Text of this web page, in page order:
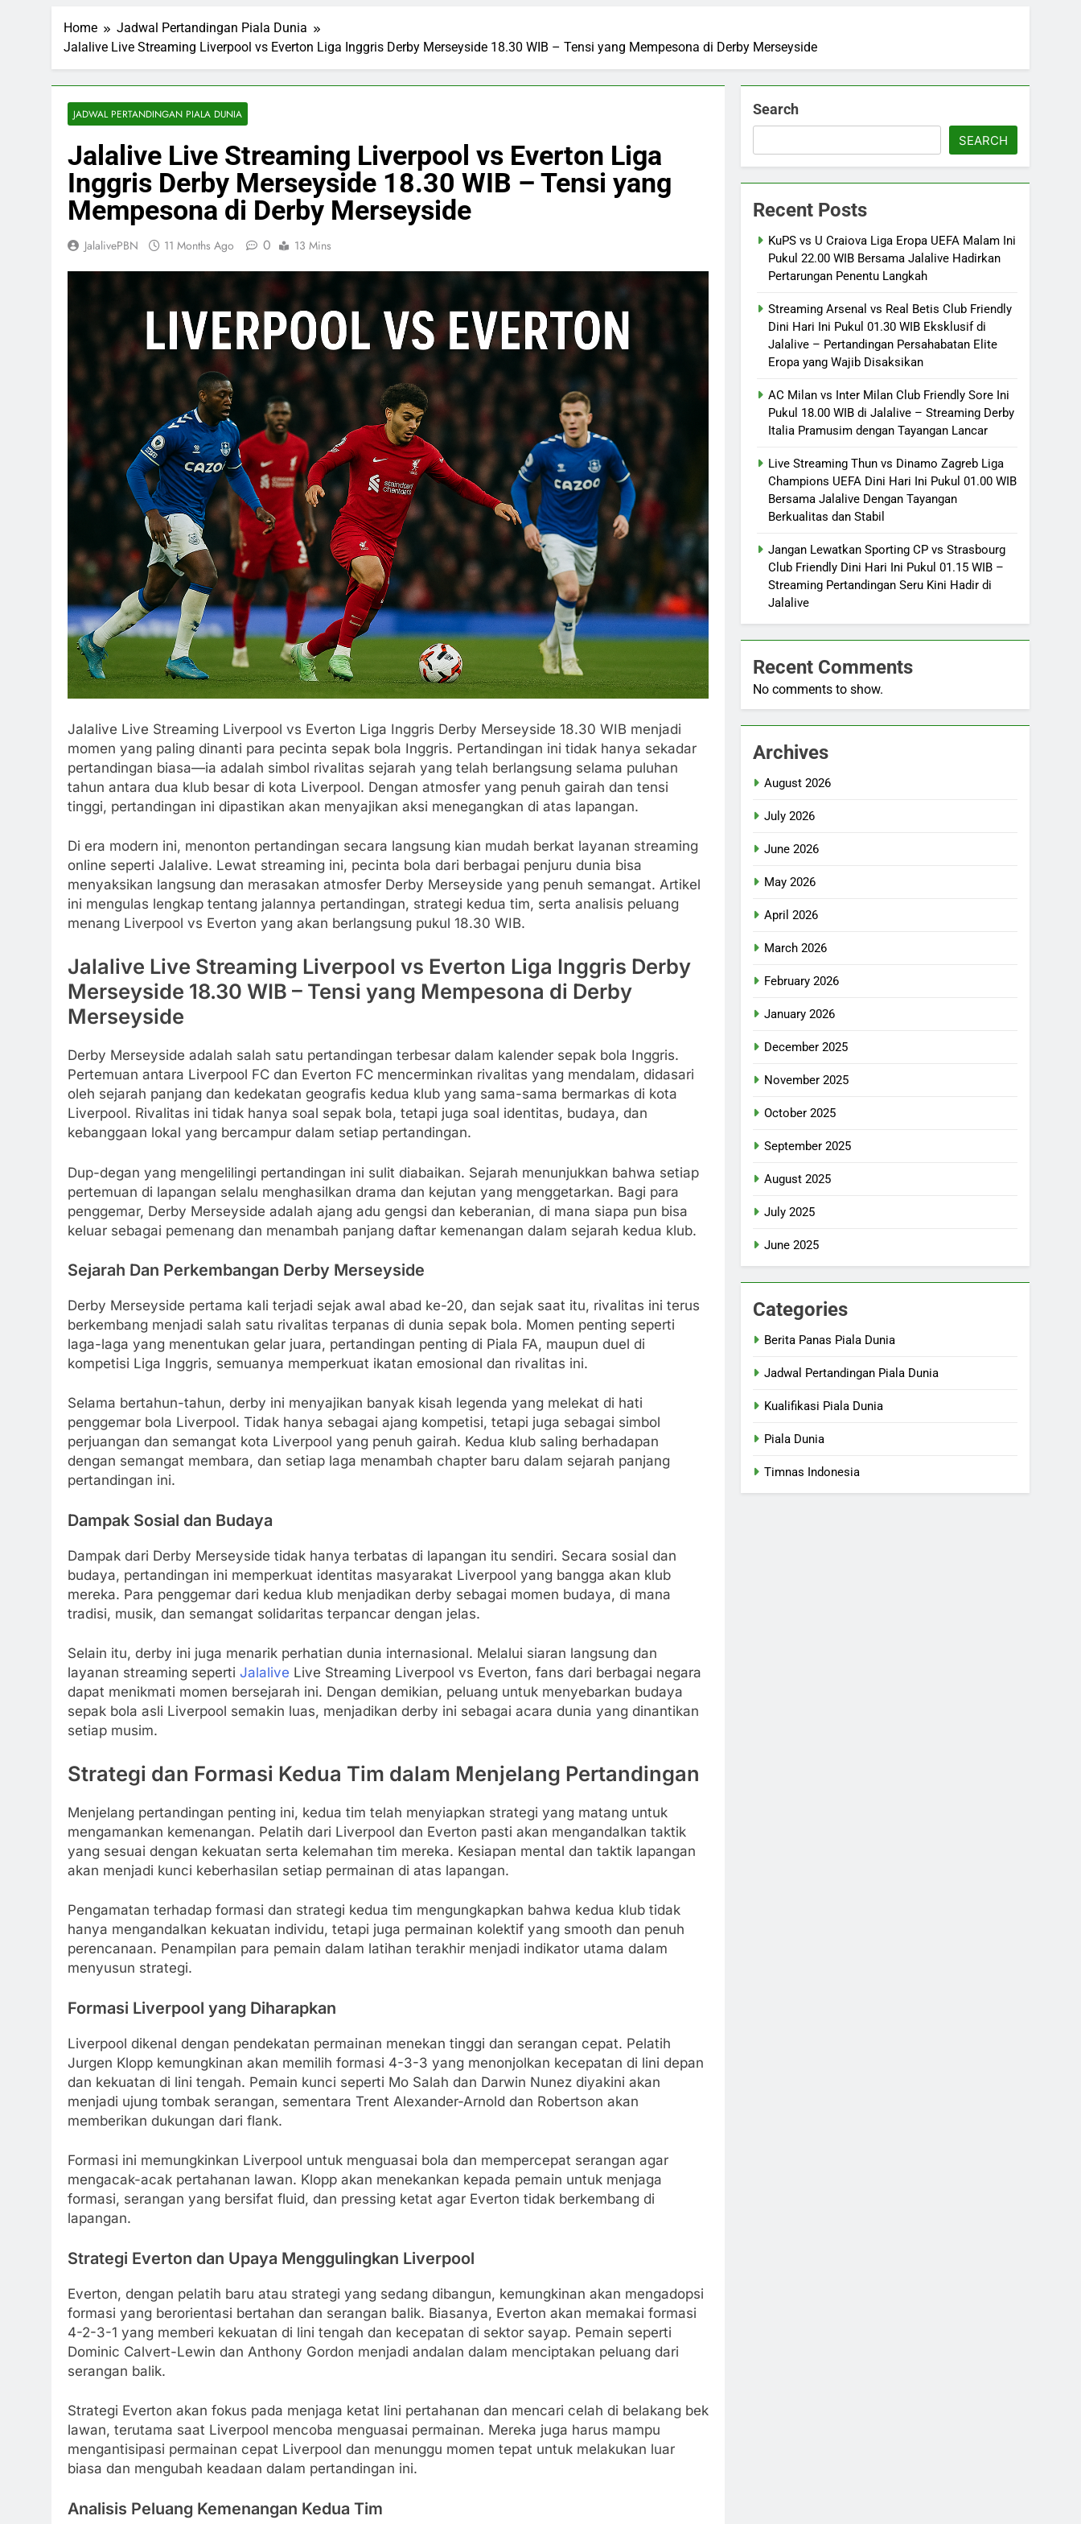
Home
Jadwal Pertandingan Piala Dunia
Jalalive Live Streaming Liverpool vs Everton Liga Inggris Derby Merseyside 18.30 WIB – Tensi yang Mempesona di Derby Merseyside
JADWAL PERTANDINGAN PIALA DUNIA
Jalalive Live Streaming Liverpool vs Everton Liga
Inggris Derby Merseyside 18.30 WIB – Tensi yang
Mempesona di Derby Merseyside
JalalivePBN 11 Months Ago 0 13 Mins
Jalalive Live Streaming Liverpool vs Everton Liga Inggris Derby Merseyside 18.30 WIB menjadi
momen yang paling dinanti para pecinta sepak bola Inggris. Pertandingan ini tidak hanya sekadar
pertandingan biasa—ia adalah simbol rivalitas sejarah yang telah berlangsung selama puluhan
tahun antara dua klub besar di kota Liverpool. Dengan atmosfer yang penuh gairah dan tensi
tinggi, pertandingan ini dipastikan akan menyajikan aksi menegangkan di atas lapangan.
Di era modern ini, menonton pertandingan secara langsung kian mudah berkat layanan streaming
online seperti Jalalive. Lewat streaming ini, pecinta bola dari berbagai penjuru dunia bisa
menyaksikan langsung dan merasakan atmosfer Derby Merseyside yang penuh semangat. Artikel
ini mengulas lengkap tentang jalannya pertandingan, strategi kedua tim, serta analisis peluang
menang Liverpool vs Everton yang akan berlangsung pukul 18.30 WIB.
Jalalive Live Streaming Liverpool vs Everton Liga Inggris Derby
Merseyside 18.30 WIB – Tensi yang Mempesona di Derby
Merseyside
Derby Merseyside adalah salah satu pertandingan terbesar dalam kalender sepak bola Inggris.
Pertemuan antara Liverpool FC dan Everton FC mencerminkan rivalitas yang mendalam, didasari
oleh sejarah panjang dan kedekatan geografis kedua klub yang sama-sama bermarkas di kota
Liverpool. Rivalitas ini tidak hanya soal sepak bola, tetapi juga soal identitas, budaya, dan
kebanggaan lokal yang bercampur dalam setiap pertandingan.
Dup-degan yang mengelilingi pertandingan ini sulit diabaikan. Sejarah menunjukkan bahwa setiap
pertemuan di lapangan selalu menghasilkan drama dan kejutan yang menggetarkan. Bagi para
penggemar, Derby Merseyside adalah ajang adu gengsi dan keberanian, di mana siapa pun bisa
keluar sebagai pemenang dan menambah panjang daftar kemenangan dalam sejarah kedua klub.
Sejarah Dan Perkembangan Derby Merseyside
Derby Merseyside pertama kali terjadi sejak awal abad ke-20, dan sejak saat itu, rivalitas ini terus
berkembang menjadi salah satu rivalitas terpanas di dunia sepak bola. Momen penting seperti
laga-laga yang menentukan gelar juara, pertandingan penting di Piala FA, maupun duel di
kompetisi Liga Inggris, semuanya memperkuat ikatan emosional dan rivalitas ini.
Selama bertahun-tahun, derby ini menyajikan banyak kisah legenda yang melekat di hati
penggemar bola Liverpool. Tidak hanya sebagai ajang kompetisi, tetapi juga sebagai simbol
perjuangan dan semangat kota Liverpool yang penuh gairah. Kedua klub saling berhadapan
dengan semangat membara, dan setiap laga menambah chapter baru dalam sejarah panjang
pertandingan ini.
Dampak Sosial dan Budaya
Dampak dari Derby Merseyside tidak hanya terbatas di lapangan itu sendiri. Secara sosial dan
budaya, pertandingan ini memperkuat identitas masyarakat Liverpool yang bangga akan klub
mereka. Para penggemar dari kedua klub menjadikan derby sebagai momen budaya, di mana
tradisi, musik, dan semangat solidaritas terpancar dengan jelas.
Selain itu, derby ini juga menarik perhatian dunia internasional. Melalui siaran langsung dan
layanan streaming seperti Jalalive Live Streaming Liverpool vs Everton, fans dari berbagai negara
dapat menikmati momen bersejarah ini. Dengan demikian, peluang untuk menyebarkan budaya
sepak bola asli Liverpool semakin luas, menjadikan derby ini sebagai acara dunia yang dinantikan
setiap musim.
Strategi dan Formasi Kedua Tim dalam Menjelang Pertandingan
Menjelang pertandingan penting ini, kedua tim telah menyiapkan strategi yang matang untuk
mengamankan kemenangan. Pelatih dari Liverpool dan Everton pasti akan mengandalkan taktik
yang sesuai dengan kekuatan serta kelemahan tim mereka. Kesiapan mental dan taktik lapangan
akan menjadi kunci keberhasilan setiap permainan di atas lapangan.
Pengamatan terhadap formasi dan strategi kedua tim mengungkapkan bahwa kedua klub tidak
hanya mengandalkan kekuatan individu, tetapi juga permainan kolektif yang smooth dan penuh
perencanaan. Penampilan para pemain dalam latihan terakhir menjadi indikator utama dalam
menyusun strategi.
Formasi Liverpool yang Diharapkan
Liverpool dikenal dengan pendekatan permainan menekan tinggi dan serangan cepat. Pelatih
Jurgen Klopp kemungkinan akan memilih formasi 4-3-3 yang menonjolkan kecepatan di lini depan
dan kekuatan di lini tengah. Pemain kunci seperti Mo Salah dan Darwin Nunez diyakini akan
menjadi ujung tombak serangan, sementara Trent Alexander-Arnold dan Robertson akan
memberikan dukungan dari flank.
Formasi ini memungkinkan Liverpool untuk menguasai bola dan mempercepat serangan agar
mengacak-acak pertahanan lawan. Klopp akan menekankan kepada pemain untuk menjaga
formasi, serangan yang bersifat fluid, dan pressing ketat agar Everton tidak berkembang di
lapangan.
Strategi Everton dan Upaya Menggulingkan Liverpool
Everton, dengan pelatih baru atau strategi yang sedang dibangun, kemungkinan akan mengadopsi
formasi yang berorientasi bertahan dan serangan balik. Biasanya, Everton akan memakai formasi
4-2-3-1 yang memberi kekuatan di lini tengah dan kecepatan di sektor sayap. Pemain seperti
Dominic Calvert-Lewin dan Anthony Gordon menjadi andalan dalam menciptakan peluang dari
serangan balik.
Strategi Everton akan fokus pada menjaga ketat lini pertahanan dan mencari celah di belakang bek
lawan, terutama saat Liverpool mencoba menguasai permainan. Mereka juga harus mampu
mengantisipasi permainan cepat Liverpool dan menunggu momen tepat untuk melakukan luar
biasa dan mengubah keadaan dalam pertandingan ini.
Analisis Peluang Kemenangan Kedua Tim
Search
SEARCH
Recent Posts
KuPS vs U Craiova Liga Eropa UEFA Malam Ini
Pukul 22.00 WIB Bersama Jalalive Hadirkan
Pertarungan Penentu Langkah
Streaming Arsenal vs Real Betis Club Friendly
Dini Hari Ini Pukul 01.30 WIB Eksklusif di
Jalalive – Pertandingan Persahabatan Elite
Eropa yang Wajib Disaksikan
AC Milan vs Inter Milan Club Friendly Sore Ini
Pukul 18.00 WIB di Jalalive – Streaming Derby
Italia Pramusim dengan Tayangan Lancar
Live Streaming Thun vs Dinamo Zagreb Liga
Champions UEFA Dini Hari Ini Pukul 01.00 WIB
Bersama Jalalive Dengan Tayangan
Berkualitas dan Stabil
Jangan Lewatkan Sporting CP vs Strasbourg
Club Friendly Dini Hari Ini Pukul 01.15 WIB –
Streaming Pertandingan Seru Kini Hadir di
Jalalive
Recent Comments
No comments to show.
Archives
August 2026
July 2026
June 2026
May 2026
April 2026
March 2026
February 2026
January 2026
December 2025
November 2025
October 2025
September 2025
August 2025
July 2025
June 2025
Categories
Berita Panas Piala Dunia
Jadwal Pertandingan Piala Dunia
Kualifikasi Piala Dunia
Piala Dunia
Timnas Indonesia